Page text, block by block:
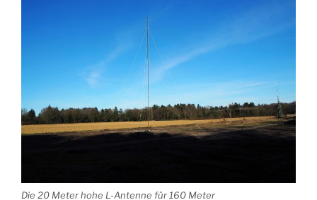
Die 20 Meter hohe L-Antenne für 160 Meter